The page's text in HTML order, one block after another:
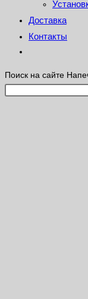
Доставка
Контакты
Поиск на сайте